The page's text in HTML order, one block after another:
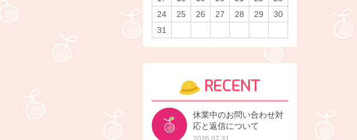
24
25 26 27 28 29
30
31
RECENT
休業中のお問い合わせ対
応と返信について